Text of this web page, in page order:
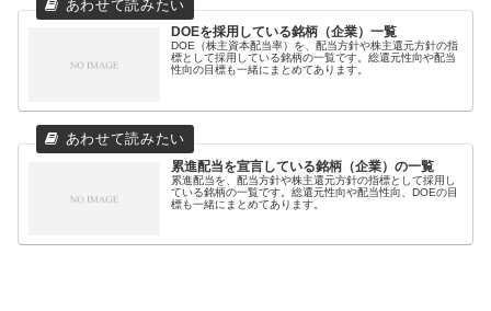
DOEを採用している銘柄（企業）一覧
DOE（株主資本配当率）を、配当方針や株主還元方針の指
標として採用している銘柄の一覧です。総還元性向や配当
性向の目標も一緒にまとめてあります。
累進配当を宣言している銘柄（企業）の一覧
累進配当を、配当方針や株主還元方針の指標として採用し
ている銘柄の一覧です。総還元性向や配当性向、DOEの目
標も一緒にまとめてあります。